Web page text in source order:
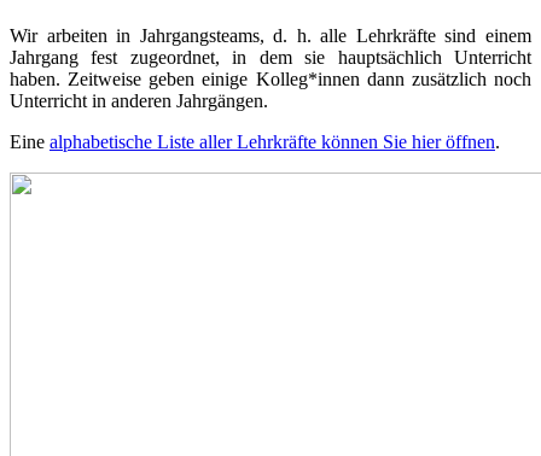
Wir arbeiten in Jahrgangsteams, d. h. alle Lehrkräfte sind einem
Jahrgang fest zugeordnet, in dem sie hauptsächlich Unterricht
haben. Zeitweise geben einige Kolleg*innen dann zusätzlich noch
Unterricht in anderen Jahrgängen.
Eine alphabetische Liste aller Lehrkräfte können Sie hier öffnen.